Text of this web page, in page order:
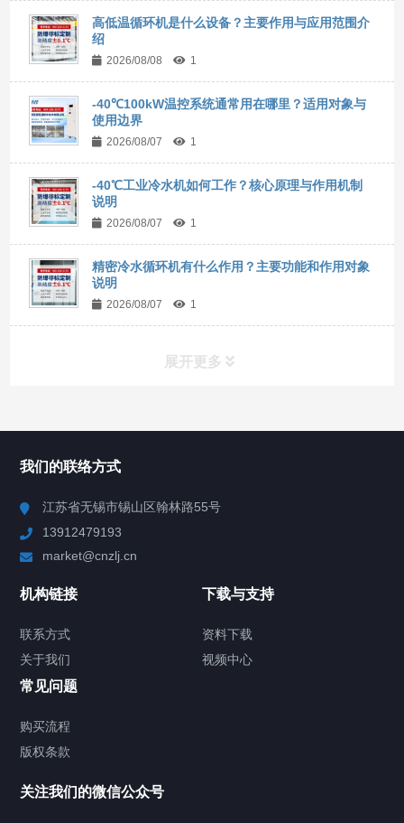
高低温循环机是什么设备？主要作用与应用范围介
绍
2026/08/08 1
-40℃100kW温控系统通常用在哪里？适用对象与
使用边界
2026/08/07 1
-40℃工业冷水机如何工作？核心原理与作用机制
说明
2026/08/07 1
精密冷水循环机有什么作用？主要功能和作用对象
说明
2026/08/07 1
展开更多
Chiller高精度制冷循环器
TCU温度控制单元
Chiller气体控温系统
我们的联络方式
江苏省无锡市锡山区翰林路55号
13912479193
market@cnzlj.cn
机构链接
联系方式
关于我们
下载与支持
资料下载
视频中心
常见问题
购买流程
版权条款
关注我们的微信公众号